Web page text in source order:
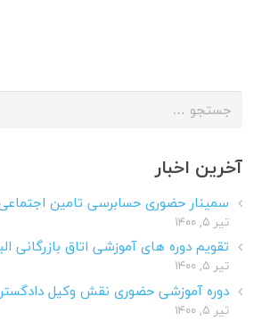
جستجو
آخرین اخبار
سمینار حضوری حسابرسی تامین
تیر ۵, ۱۴۰۰
تقویم دوره های آموزشی اتاق بازرگانی البرز-
تیر ۵, ۱۴۰۰
دوره آموزشی حضوری نقش وکیل
تیر ۵, ۱۴۰۰